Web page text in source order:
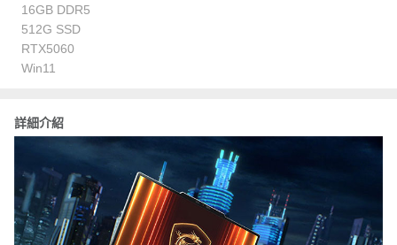
16GB DDR5
512G SSD
RTX5060
Win11
詳細介紹